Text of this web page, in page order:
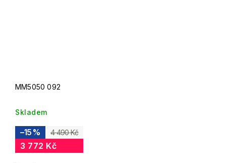
MM5050 092
Skladem
4 490 Kč
–15 %
3 772 Kč